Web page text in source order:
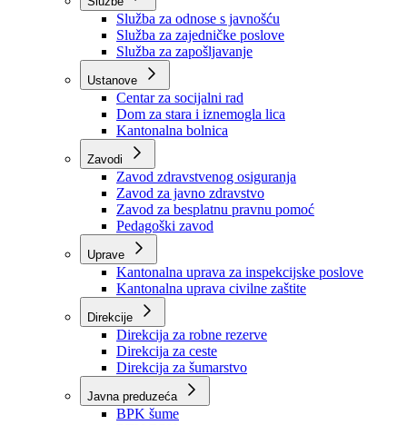
Organizacije
Službe
Služba za odnose s javnošću
Služba za zajedničke poslove
Služba za zapošljavanje
Ustanove
Centar za socijalni rad
Dom za stara i iznemogla lica
Kantonalna bolnica
Zavodi
Zavod zdravstvenog osiguranja
Zavod za javno zdravstvo
Zavod za besplatnu pravnu pomoć
Pedagoški zavod
Kantonalna uprava za inspekcijske poslove
Kantonalna uprava civilne zaštite
Direkcije
Direkcija za robne rezerve
Direkcija za ceste
Direkcija za šumarstvo